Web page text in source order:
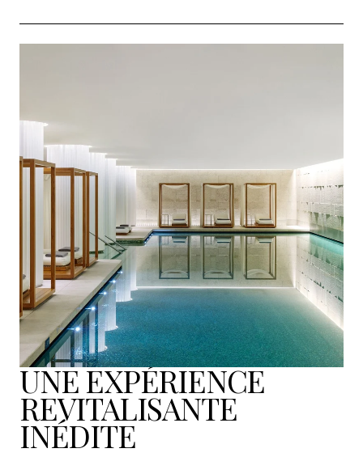
UNE EXPÉRIENCE
REVITALISANTE
INÉDITE